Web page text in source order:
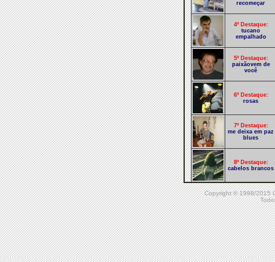
recomeçar
4º Destaque:
tucano
empalhado
5º Destaque:
paixãovem de
você
6º Destaque:
rosas
7º Destaque:
me deixa em paz
blues
8º Destaque:
cabelos brancos
9º Destaque:
tudo de mim v2
10º Destaque:
algum lugar
É bonito o nosso
Copyright © 1998/2015